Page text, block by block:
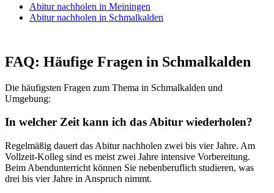
Abitur nachholen in Meiningen
Abitur nachholen in Schmalkalden
FAQ: Häufige Fragen in Schmalkalden
Die häufigsten Fragen zum Thema in Schmalkalden und
Umgebung:
In welcher Zeit kann ich das Abitur wiederholen?
Regelmäßig dauert das Abitur nachholen zwei bis vier Jahre. Am
Vollzeit-Kolleg sind es meist zwei Jahre intensive Vorbereitung.
Beim Abendunterricht können Sie nebenberuflich studieren, was
drei bis vier Jahre in Anspruch nimmt.